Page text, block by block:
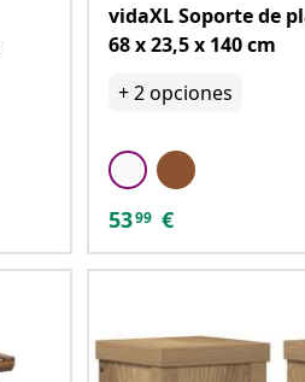
vidaXL Soporte de
68 x 23,5 x 140 cm
+2opciones
5399 €